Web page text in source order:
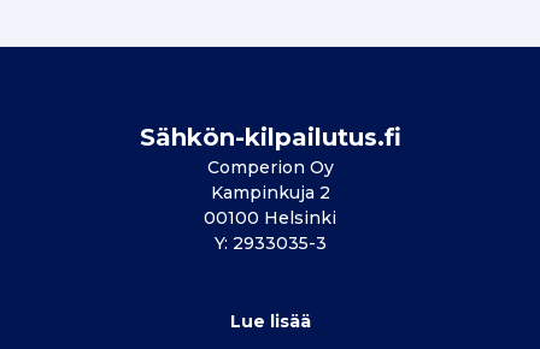
Sähkön-kilpailutus.fi
Comperion Oy
Kampinkuja 2
00100 Helsinki
Y: 2933035-3
Lue lisää